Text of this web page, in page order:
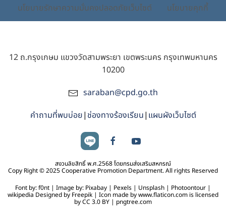
นโยบายรักษาความมั่นคงปลอดภัยเว็บไซต์ นโยบายคุกกี้
12 ถ.กรุงเกษม แขวงวัดสามพระยา เขตพระนคร กรุงเทพมหานคร
10200
saraban@cpd.go.th
คำถามที่พบบ่อย| ช่องทางร้องเรียน| แผนผังเว็บไซต์
สงวนลิขสิทธิ์ พ.ศ.2568 โดยกรมส่งเสริมสหกรณ์
Copy Right © 2025 Cooperative Promotion Department. All rights Reserved
Font by: f0nt | Image by: Pixabay | Pexels | Unsplash | Photoontour |
wikipedia Designed by Freepik | Icon made by www.flaticon.com is licensed
by CC 3.0 BY | pngtree.com